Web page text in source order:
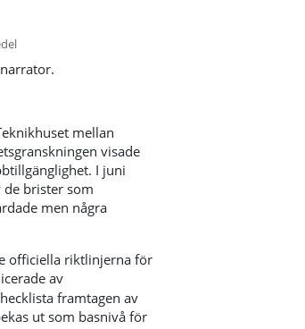
mellan
visade
I juni
de brister som
men några
officiella riktlinjerna för
av
framtagen av
ut som basnivå för